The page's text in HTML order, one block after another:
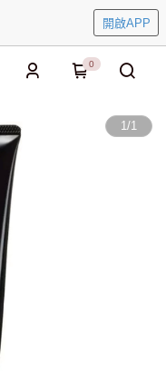
開啟APP
0
1/1